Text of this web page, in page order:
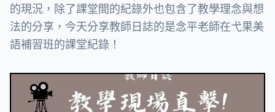
的現況，除了課堂間的紀錄外也包含了教學理念與想
法的分享，今天分享教師日誌的是念平老師在弋果美
語補習班的課堂紀錄！